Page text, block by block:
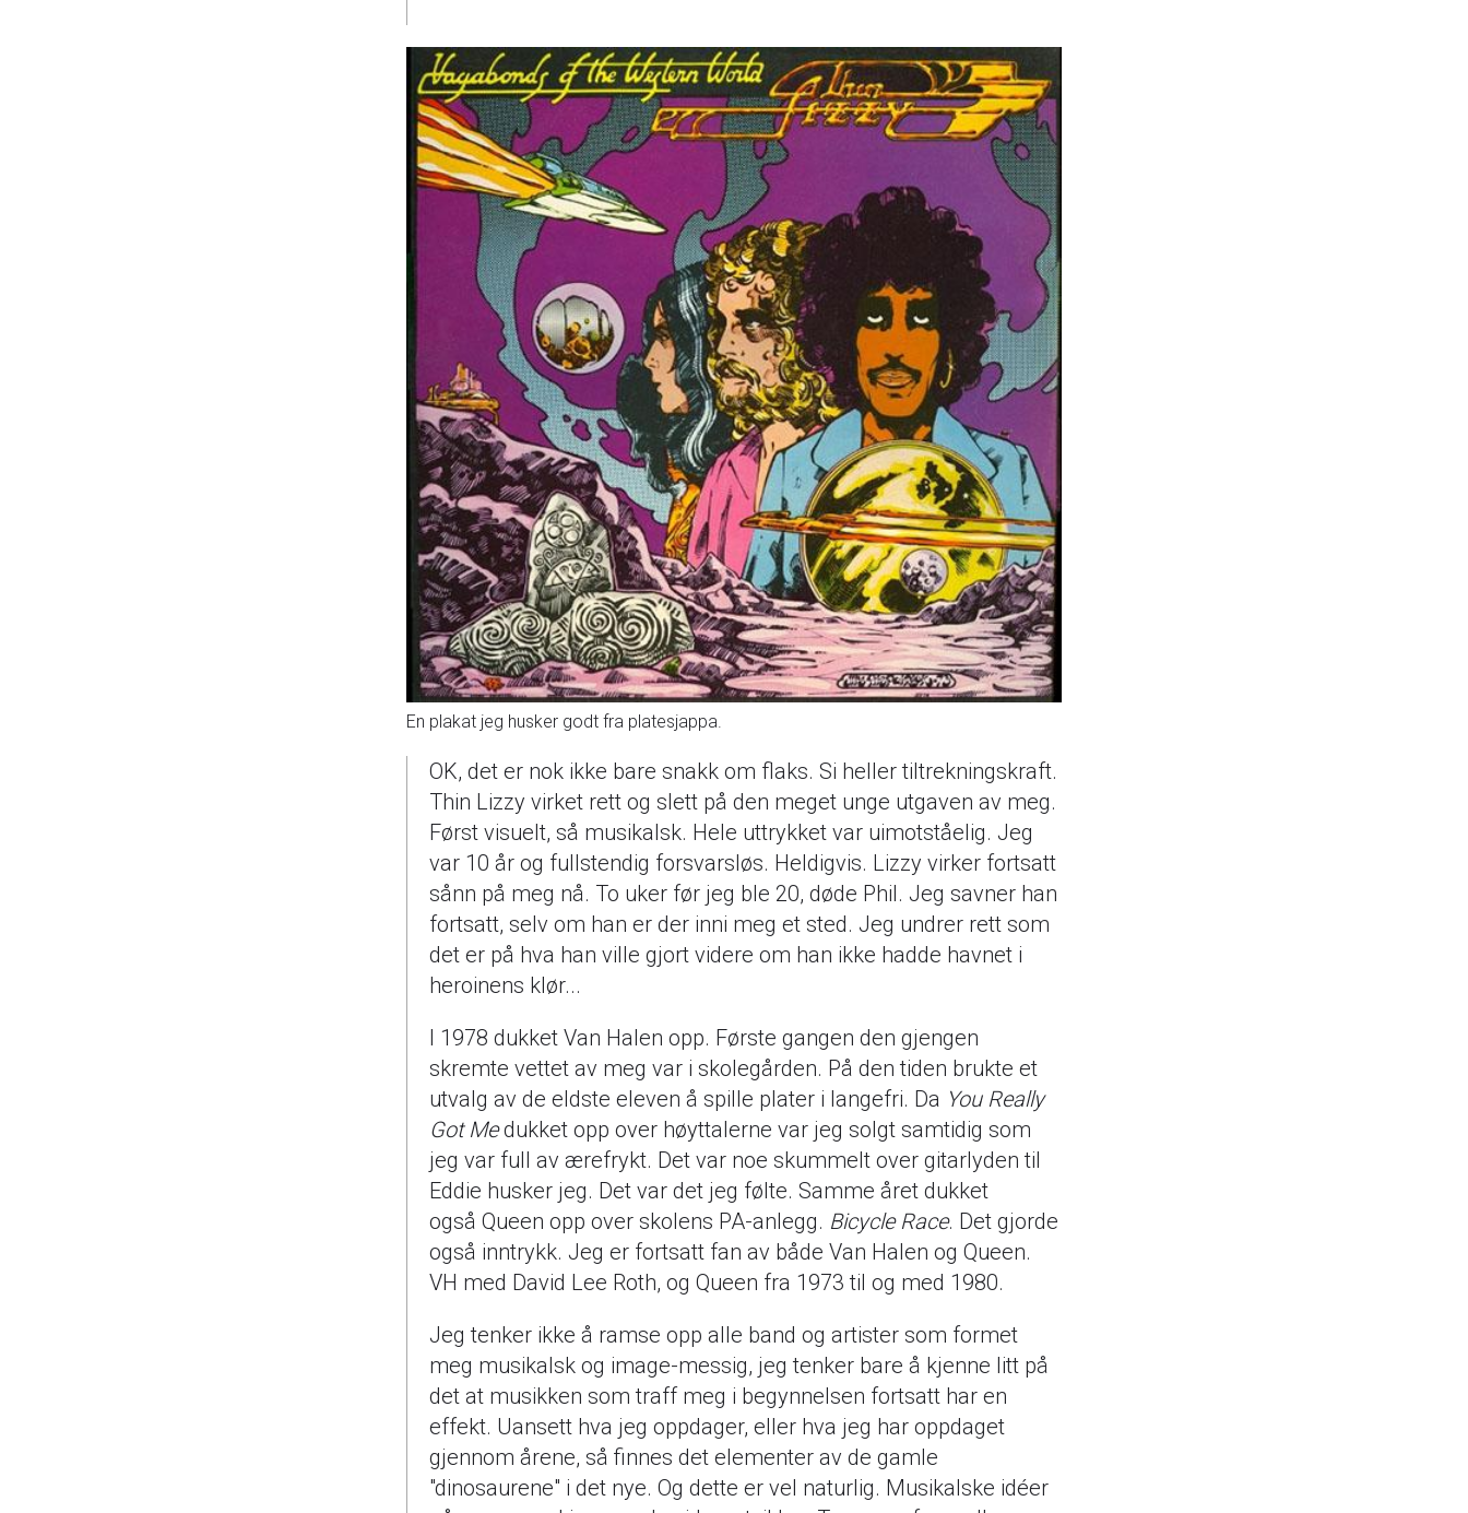
En plakat jeg husker godt fra platesjappa.
OK, det er nok ikke bare snakk om flaks. Si heller tiltrekningskraft.
Thin Lizzy virket rett og slett på den meget unge utgaven av meg.
Først visuelt, så musikalsk. Hele uttrykket var uimotståelig. Jeg
var 10 år og fullstendig forsvarsløs. Heldigvis. Lizzy virker fortsatt
sånn på meg nå. To uker før jeg ble 20, døde Phil. Jeg savner han
fortsatt, selv om han er der inni meg et sted. Jeg undrer rett som
det er på hva han ville gjort videre om han ikke hadde havnet i
heroinens klør...
I 1978 dukket Van Halen opp. Første gangen den gjengen
skremte vettet av meg var i skolegården. På den tiden brukte et
utvalg av de eldste eleven å spille plater i langefri. Da You Really
Got Medukket opp over høyttalerne var jeg solgt samtidig som
jeg var full av ærefrykt. Det var noe skummelt over gitarlyden til
Eddie husker jeg. Det var det jeg følte. Samme året dukket
også Queen opp over skolens PA-anlegg. Bicycle Race. Det gjorde
også inntrykk. Jeg er fortsatt fan av både Van Halen og Queen.
VH med David Lee Roth, og Queen fra 1973 til og med 1980.
Jeg tenker ikke å ramse opp alle band og artister som formet
meg musikalsk og image-messig, jeg tenker bare å kjenne litt på
det at musikken som traff meg i begynnelsen fortsatt har en
effekt. Uansett hva jeg oppdager, eller hva jeg har oppdaget
gjennom årene, så finnes det elementer av de gamle
"dinosaurene" i det nye. Og dette er vel naturlig. Musikalske idéer